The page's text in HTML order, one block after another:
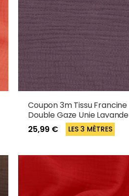
Coupon 3m Tissu Francine
Double Gaze Unie Lavande
25,99 €
LES 3 MÈTRES